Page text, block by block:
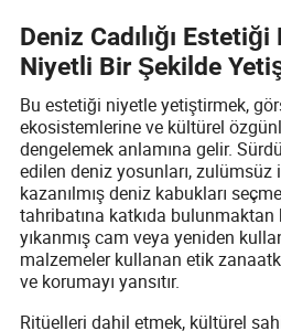
Deniz Cadılığı Estetiği
Niyetli Bir Şekilde
Bu estetiği niyetle yetiştirmek,
ekosistemlerine ve kültürel
dengelemek anlamına gelir.
edilen deniz yosunları,
kazanılmış deniz kabukları
tahribatına katkıda bulunmaktan
yıkanmış cam veya yeniden
malzemeler kullanan etik
ve korumayı yansıtır.
Ritüelleri dahil etmek, kültürel